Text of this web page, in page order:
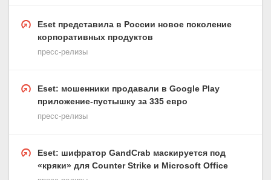
Eset представила в России новое поколение
корпоративных продуктов
пресс-релизы
Eset: мошенники продавали в Google Play
приложение-пустышку за 335 евро
пресс-релизы
Eset: шифратор GandCrab маскируется под
«кряки» для Counter Strike и Microsoft Office